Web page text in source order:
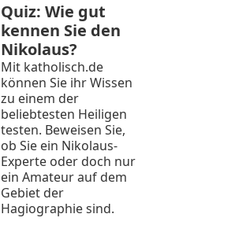
Quiz: Wie gut
kennen Sie den
Nikolaus?
Mit katholisch.de
können Sie ihr Wissen
zu einem der
beliebtesten Heiligen
testen. Beweisen Sie,
ob Sie ein Nikolaus-
Experte oder doch nur
ein Amateur auf dem
Gebiet der
Hagiographie sind.